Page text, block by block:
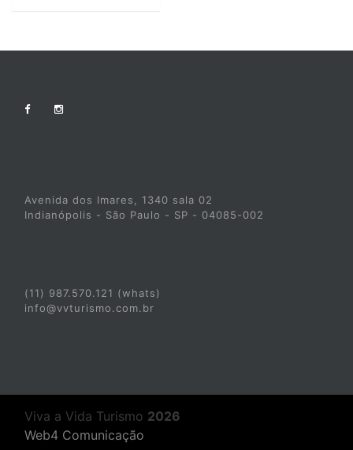
Avenida dos Imares, 1340 sala 02
Indianópolis - São Paulo - SP - 04085-002
(11) 987.570.121 (whats)
info@vvturismo.com.br
Viva a Vida Turismo 2026
Web4 Comunicação